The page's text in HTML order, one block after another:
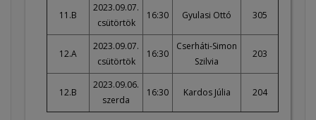
11.B
2023.09.07.
csütörtök
16:30 Gyulasi Ottó 305
12.A
2023.09.07.
csütörtök
16:30
Cserháti-Simon
Szilvia
203
12.B
2023.09.06.
szerda
16:30 Kardos Júlia 204